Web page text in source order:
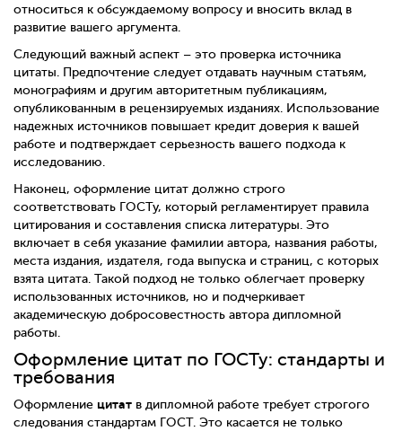
относиться к обсуждаемому вопросу и вносить вклад в
развитие вашего аргумента.
Следующий важный аспект – это проверка источника
цитаты. Предпочтение следует отдавать научным статьям,
монографиям и другим авторитетным публикациям,
опубликованным в рецензируемых изданиях. Использование
надежных источников повышает кредит доверия к вашей
работе и подтверждает серьезность вашего подхода к
исследованию.
Наконец, оформление цитат должно строго
соответствовать ГОСТу, который регламентирует правила
цитирования и составления списка литературы. Это
включает в себя указание фамилии автора, названия работы,
места издания, издателя, года выпуска и страниц, с которых
взята цитата. Такой подход не только облегчает проверку
использованных источников, но и подчеркивает
академическую добросовестность автора дипломной
работы.
Оформление цитат по ГОСТу: стандарты и
требования
Оформление цитат в дипломной работе требует строгого
следования стандартам ГОСТ. Это касается не только